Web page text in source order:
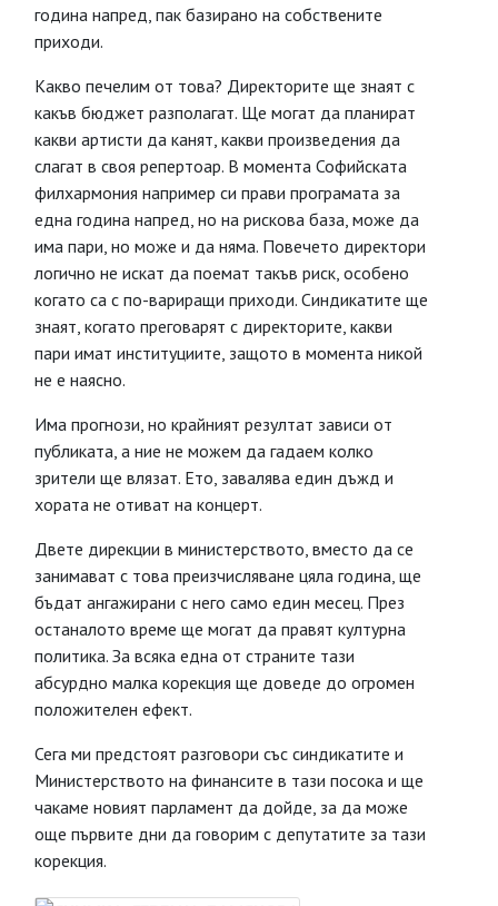
година напред, пак базирано на собствените
приходи.
Какво печелим от това? Директорите ще знаят с
какъв бюджет разполагат. Ще могат да планират
какви артисти да канят, какви произведения да
слагат в своя репертоар. В момента Софийската
филхармония например си прави програмата за
една година напред, но на рискова база, може да
има пари, но може и да няма. Повечето директори
логично не искат да поемат такъв риск, особено
когато са с по-вариращи приходи. Синдикатите ще
знаят, когато преговарят с директорите, какви
пари имат институциите, защото в момента никой
не е наясно.
Има прогнози, но крайният резултат зависи от
публиката, а ние не можем да гадаем колко
зрители ще влязат. Ето, завалява един дъжд и
хората не отиват на концерт.
Двете дирекции в министерството, вместо да се
занимават с това преизчисляване цяла година, ще
бъдат ангажирани с него само един месец. През
останалото време ще могат да правят културна
политика. За всяка една от страните тази
абсурдно малка корекция ще доведе до огромен
положителен ефект.
Сега ми предстоят разговори със синдикатите и
Министерството на финансите в тази посока и ще
чакаме новият парламент да дойде, за да може
още първите дни да говорим с депутатите за тази
корекция.